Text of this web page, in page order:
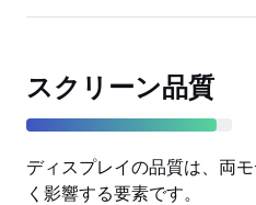
スクリーン品質
ディスプレイの品質は、両
く影響する要素です。